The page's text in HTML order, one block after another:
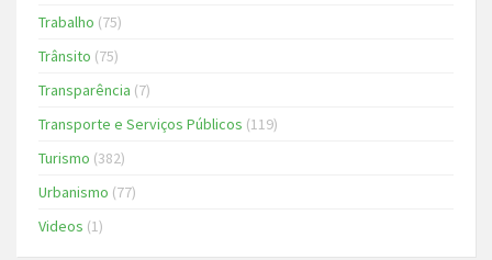
Trabalho (75)
Trânsito (75)
Transparência (7)
Transporte e Serviços Públicos (119)
Turismo (382)
Urbanismo (77)
Videos (1)